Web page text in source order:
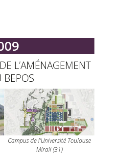
L’AMÉNAGEMENT
BEPOS
Campus de l’Université Toulouse
Mirail (31)